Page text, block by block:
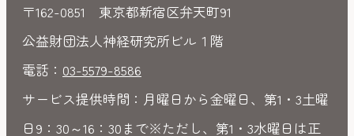
〒162-0851 東京都新宿区弁天町91
公益財団法人神経研究所ビル１階
電話： 03-5579-8586
サービス提供時間：月曜日から金曜日、第1・3土曜
日9：30～16：30まで※ただし、第1・3水曜日は正